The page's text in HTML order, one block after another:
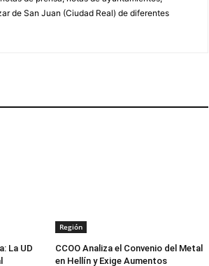
de San Juan (Ciudad Real) de diferentes
La UD
Región
CCOO Analiza el Convenio del Metal
en Hellín y Exige Aumentos